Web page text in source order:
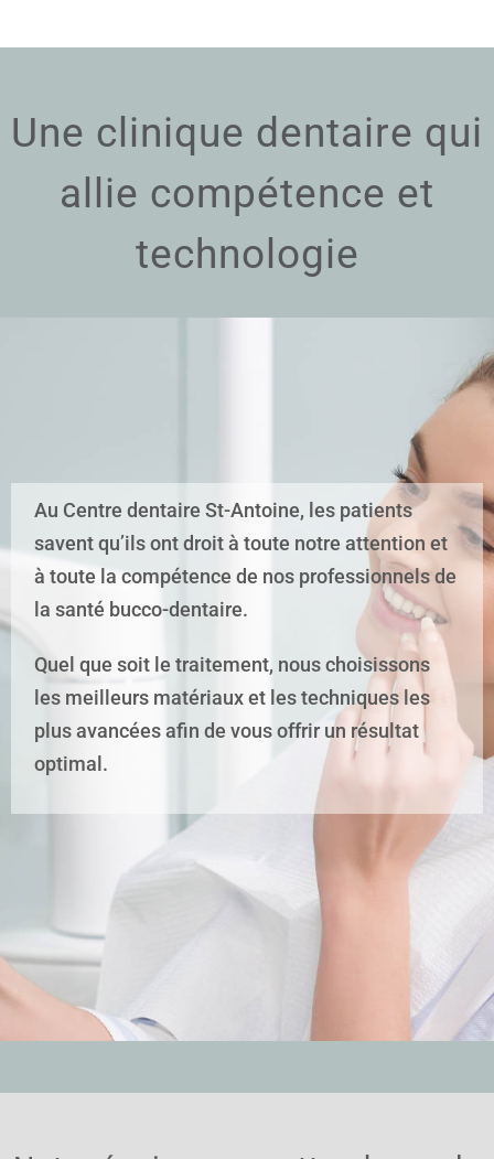
Une clinique dentaire qui
allie compétence et
technologie
Au Centre dentaire St-Antoine, les patients
savent qu’ils ont droit à toute notre attention et
à toute la compétence de nos professionnels de
la santé bucco-dentaire.
Quel que soit le traitement, nous choisissons
les meilleurs matériaux et les techniques les
plus avancées afin de vous offrir un résultat
optimal.